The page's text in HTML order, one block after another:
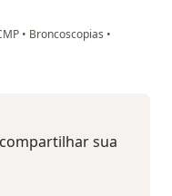
• Broncoscopias •
sua